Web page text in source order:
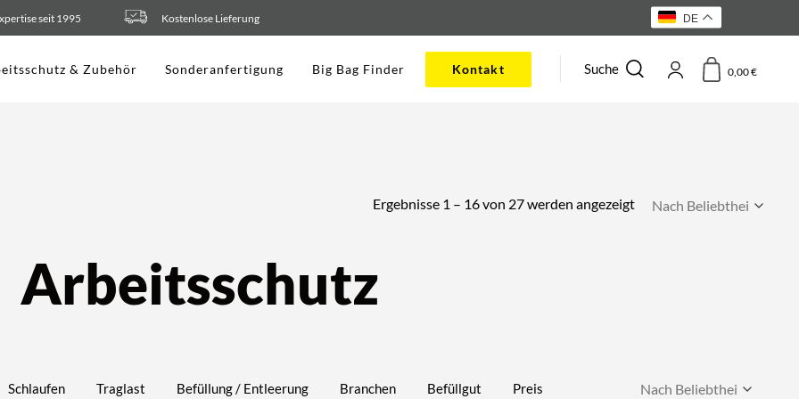
seit 1995 Kostenlose Lieferung DE
& Zubehör Sonderanfertigung Big Bag Finder Kontakt Suche 0,00€
Ergebnisse 1 – 16 von 27 werden angezeigtNach
Arbeitsschutz
Schlaufen Traglast Befüllung / Entleerung Branchen Befüllgut Preis